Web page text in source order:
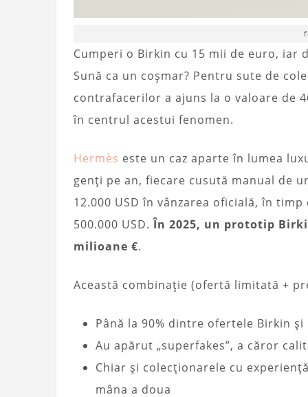
Cumperi o Birkin cu 15 mii de euro, iar
Sună ca un coșmar? Pentru sute de
contrafacerilor a ajuns la o valoare de
în centrul acestui fenomen.
Hermès este un caz aparte în lumea
genți pe an, fiecare cusută manual de
12.000 USD în vânzarea oficială, în
500.000 USD.În 2025, un prototip
milioane €.
Această combinație (ofertă limitată +
Până la 90% dintre ofertele Birkin
Au apărut „superfakes”, a căror
Chiar și colecționarele cu
mâna a doua